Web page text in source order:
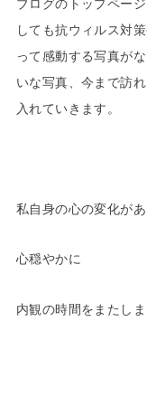
ブログのトップペー
しても抗ウィルス対
って感動する写真が
いな写真、今まで訪
入れていきます。
私自身の心の変化があ
心穏やかに
内観の時間をまたし